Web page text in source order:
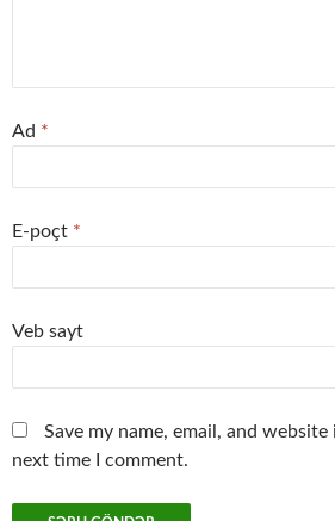
Ad *
E-poçt *
Veb sayt
Save my name, email, and
next time I comment.